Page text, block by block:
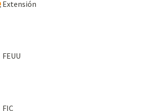
Extensión
FEUU
FIC